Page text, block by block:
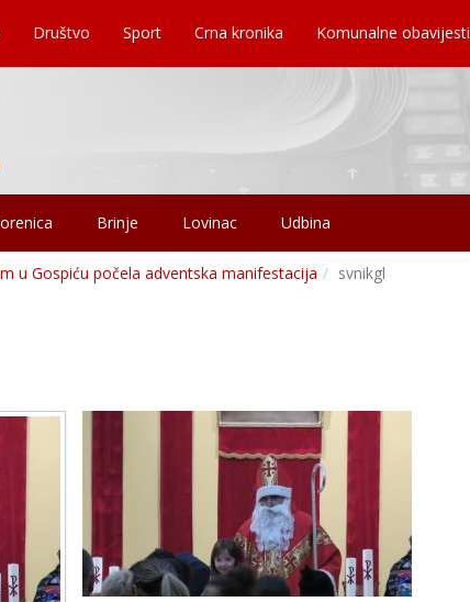
Društvo Sport Crna kronika Komunalne obavijesti
Brinje Lovinac Udbina
u Gospiću počela adventska manifestacija svnikgl